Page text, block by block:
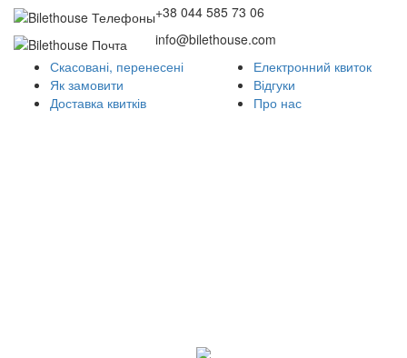
+38 044 585 73 06
info@bilethouse.com
Скасовані, перенесені
Як замовити
Доставка квитків
Електронний квиток
Відгуки
Про нас